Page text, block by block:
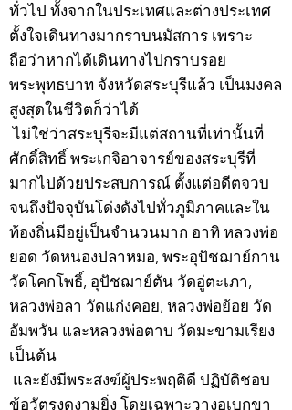
ทั่วไป ทั้งจากในประเทศและต่างประเทศ
ตั้งใจเดินทางมากราบนมัสการ เพราะ
ถือว่าหากได้เดินทางไปกราบรอย
พระพุทธบาท จังหวัดสระบุรีแล้ว เป็นมงคล
สูงสุดในชีวิตก็ว่าได้
ไม่ใช่ว่าสระบุรีจะมีแต่สถานที่เท่านั้นที่
ศักดิ์สิทธิ์ พระเกจิอาจารย์ของสระบุรีที่
มากไปด้วยประสบการณ์ ตั้งแต่อดีตจวบ
จนถึงปัจจุบันโด่งดังไปทั่วภูมิภาคและใน
ท้องถิ่นมีอยู่เป็นจำนวนมาก อาทิ หลวงพ่อ
ยอด วัดหนองปลาหมอ, พระอุปัชฌาย์กาน
วัดโคกโพธิ์, อุปัชฌาย์ตัน วัดอู่ตะเภา,
หลวงพ่อลา วัดแก่งคอย, หลวงพ่อย้อย วัด
อัมพวัน และหลวงพ่อตาบ วัดมะขามเรียง
เป็นต้น
และยังมีพระสงฆ์ผู้ประพฤติดี ปฏิบัติชอบ
ข้อวัตรงดงามยิ่ง โดยเฉพาะวางอุเบกขา